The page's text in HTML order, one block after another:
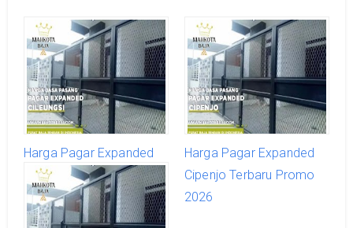
Harga Pagar Expanded
Cileungsi Terbaru Promo
2026
Harga Pagar Expanded
Cipenjo Terbaru Promo
2026